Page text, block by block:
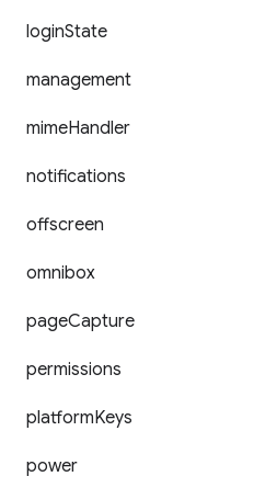
loginState
management
mimeHandler
notifications
offscreen
omnibox
pageCapture
permissions
platformKeys
power